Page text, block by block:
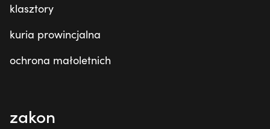
klasztory
kuria prowincjalna
ochrona małoletnich
zakon